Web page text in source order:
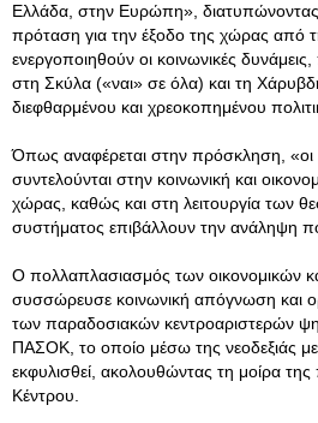
Ελλάδα, στην Ευρώπη», διατυπώνοντας
πρόταση για την έξοδο της χώρας από
ενεργοποιηθούν οι κοινωνικές
στη Σκύλα («ναι» σε όλα) και τη
διεφθαρμένου και χρεοκοπημένου
Όπως αναφέρεται στην πρόσκληση, «οι
συντελούνται στην κοινωνική και
χώρας, καθώς και στη λειτουργία των
συστήματος επιβάλλουν την ανάληψη
Ο πολλαπλασιασμός των οικονομικών
συσσώρευσε κοινωνική απόγνωση και
των παραδοσιακών κεντροαριστερών
ΠΑΣΟΚ, το οποίο μέσω της νεοδεξιάς
εκφυλισθεί, ακολουθώντας τη μοίρα
Κέντρου.